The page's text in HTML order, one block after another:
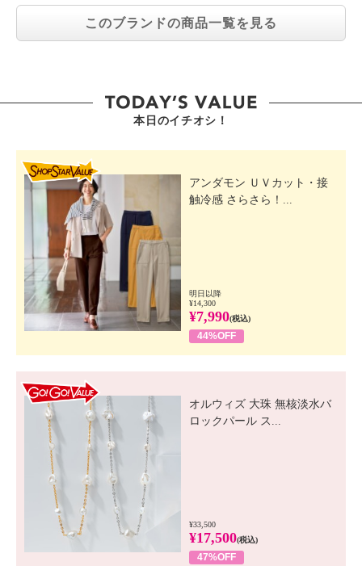
このブランドの商品一覧を見る
本日のイチオシ！
アンダモン ＵＶカット・接
触冷感 さらさら！...
明日以降
¥14,300
¥7,990(税込)
44%OFF
オルウィズ 大珠 無核淡水バ
ロックパール ス...
¥33,500
¥17,500(税込)
47%OFF